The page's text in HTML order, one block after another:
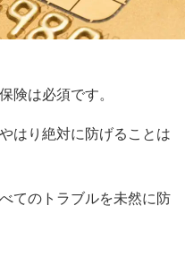
険は必須です。
はり絶対に防げることは
てのトラブルを未然に防